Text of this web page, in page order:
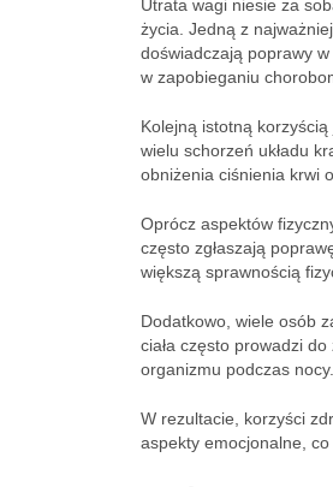
Utrata wagi niesie za
życia. Jedną z
doświadczają poprawy
w zapobieganiu
Kolejną istotną korzyścią
wielu schorzeń układu
obniżenia ciśnienia krwi
Oprócz aspektów
często zgłaszają
większą sprawnością
Dodatkowo, wiele osób
ciała często prowadzi
organizmu podczas nocy.
W rezultacie, korzyści
aspekty emocjonalne,